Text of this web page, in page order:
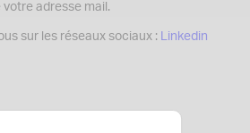
votre adresse mail.
sur les réseaux sociaux : Linkedin